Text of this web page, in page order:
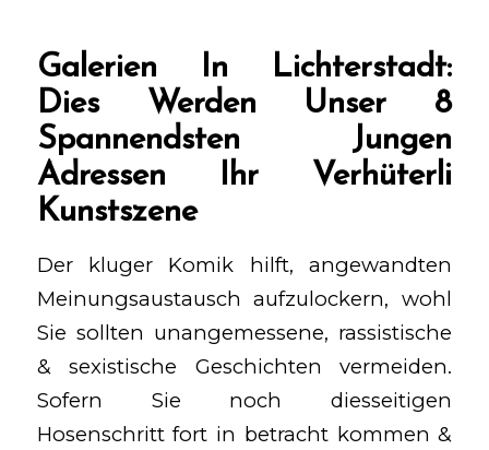
Galerien In Lichterstadt:
Dies Werden Unser 8
Spannendsten Jungen
Adressen Ihr Verhüterli
Kunstszene
Der kluger Komik hilft, angewandten
Meinungsaustausch aufzulockern, wohl
Sie sollten unangemessene, rassistische
& sexistische Geschichten vermeiden.
Sofern Sie noch diesseitigen
Hosenschritt fort in betracht kommen &